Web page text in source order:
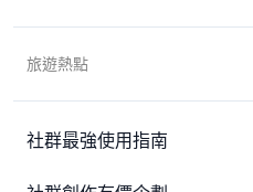
旅遊熱點
社群最強使用指南